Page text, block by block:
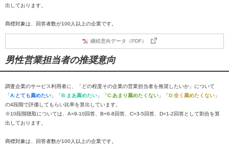
出しております。
商標対象は、回答者数が100人以上の企業です。
継続意向データ（PDF）
男性営業担当者の推奨意向
調査企業のサービス利用者に、「どの程度その企業の営業担当者を推奨したいか」について
「A:とても薦めたい 」「B:まあ薦めたい 」「C:あまり薦めたくない 」「D:全く薦めたくない 」
の4段階で評価してもらい比率を算出しています。
※10段階聴取については、A=9-10回答、B=6-8回答、C=3-5回答、D=1-2回答として割合を算
出しております。
商標対象は、回答者数が100人以上の企業です。